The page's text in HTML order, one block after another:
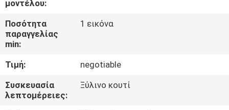
ΜΑΣ
ΕΛΆΤΕ
ΕΠΑΦΉ
ΜΕ
μοντέλου:
Ποσότητα
παραγγελίας
min:
1 εικόνα
Τιμή:
negotiable
Συσκευασία
λεπτομέρειες:
Ξύλινο κουτί